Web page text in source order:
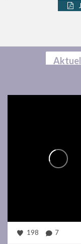
198 7